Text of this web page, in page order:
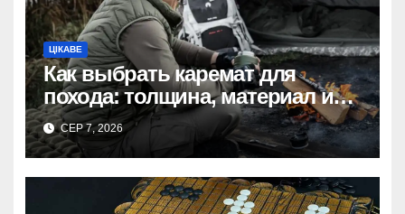
ЦІКАВЕ
Как выбрать каремат для
похода: толщина, материал и
размер
СЕР 7, 2026